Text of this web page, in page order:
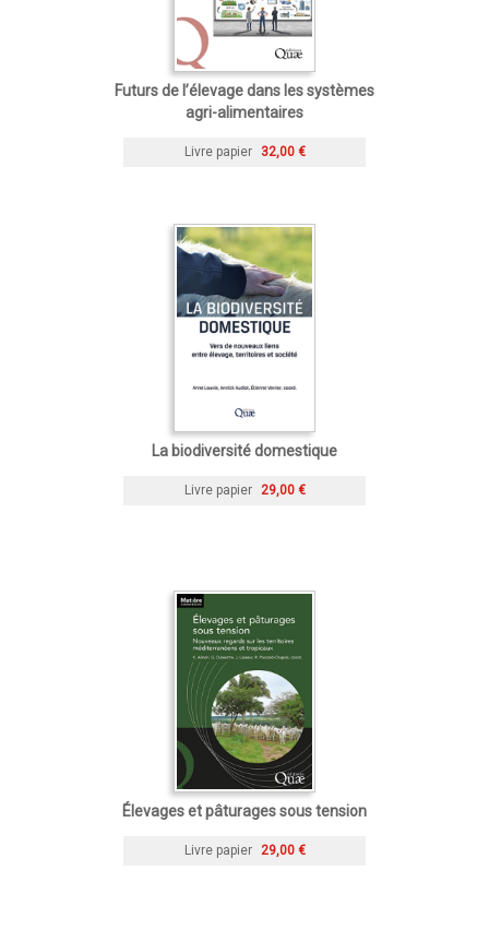
Futurs de l’élevage dans les systèmes
agri-alimentaires
Livre papier 32,00 €
La biodiversité domestique
Livre papier 29,00 €
Élevages et pâturages sous tension
Livre papier 29,00 €